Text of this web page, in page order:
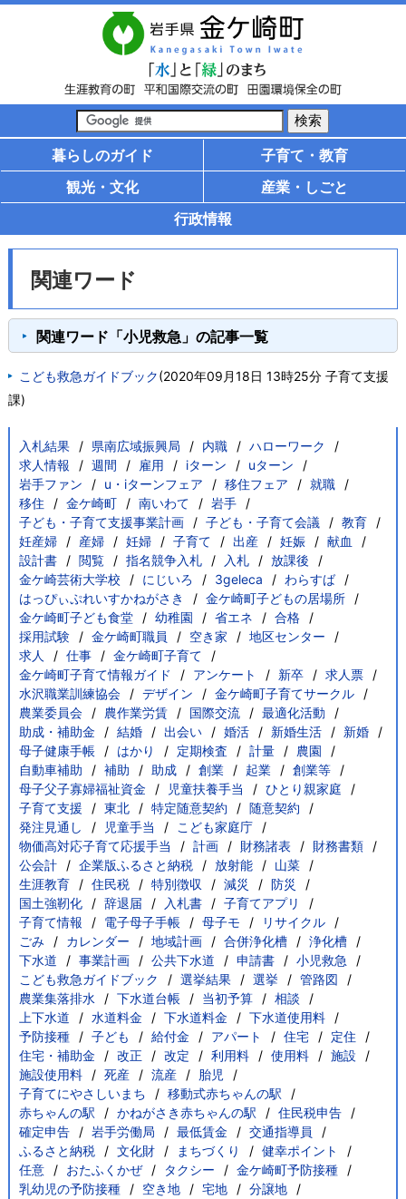
暮らしのガイド
子育て・教育
観光・文化
産業・しごと
行政情報
関連ワード
関連ワード「小児救急」の記事一覧
こども救急ガイドブック(2020年09月18日 13時25分 子育て支援
課)
入札結果 県南広域振興局 内職
ハローワーク
求人情報
週間 雇用 iターン
uターン
岩手ファン
u・iターンフェア 移住フェア
就職
移住
金ケ崎町 南いわて
岩手
子ども・子育て支援事業計画
子ども・子育て会議
教育
妊産婦
産婦 妊婦 子育て 出産 妊娠
献血
設計書
閲覧 指名競争入札 入札
放課後
金ケ崎芸術大学校
にじいろ 3geleca
わらすば
はっぴぃぷれいすかねがさき
金ケ崎町子どもの居場所
金ケ崎町子ども食堂
幼稚園 省エネ
合格
採用試験
金ケ崎町職員 空き家
地区センター
求人
仕事
金ケ崎町子育て
金ケ崎町子育て情報ガイド
アンケート 新卒
求人票
水沢職業訓練協会
デザイン
金ケ崎町子育てサークル
農業委員会
農作業労賃 国際交流
最適化活動
助成・補助金
結婚 出会い 婚活 新婚生活
新婚
母子健康手帳
はかり 定期検査 計量
農園
自動車補助
補助 助成 創業 起業
創業等
母子父子寡婦福祉資金
児童扶養手当
ひとり親家庭
子育て支援
東北 特定随意契約
随意契約
発注見通し
児童手当
こども家庭庁
物価高対応子育て応援手当
計画 財務諸表
財務書類
公会計
企業版ふるさと納税 放射能
山菜
生涯教育
住民税 特別徴収 減災
防災
国土強靭化
辞退届 入札書
子育てアプリ
子育て情報
電子母子手帳 母子モ
リサイクル
ごみ
カレンダー 地域計画 合併浄化槽
浄化槽
下水道
事業計画 公共下水道 申請書
小児救急
こども救急ガイドブック
選挙結果 選挙
管路図
農業集落排水
下水道台帳 当初予算
相談
上下水道
水道料金 下水道料金
下水道使用料
予防接種
子ども 給付金 アパート 住宅
定住
住宅・補助金
改正 改定 利用料 使用料
施設
施設使用料
死産 流産
胎児
子育てにやさしいまち
移動式赤ちゃんの駅
赤ちゃんの駅
かねがさき赤ちゃんの駅
住民税申告
確定申告
岩手労働局 最低賃金
交通指導員
ふるさと納税
文化財 まちづくり
健幸ポイント
任意
おたふくかぜ タクシー
金ケ崎町予防接種
乳幼児の予防接種
空き地 宅地
分譲地